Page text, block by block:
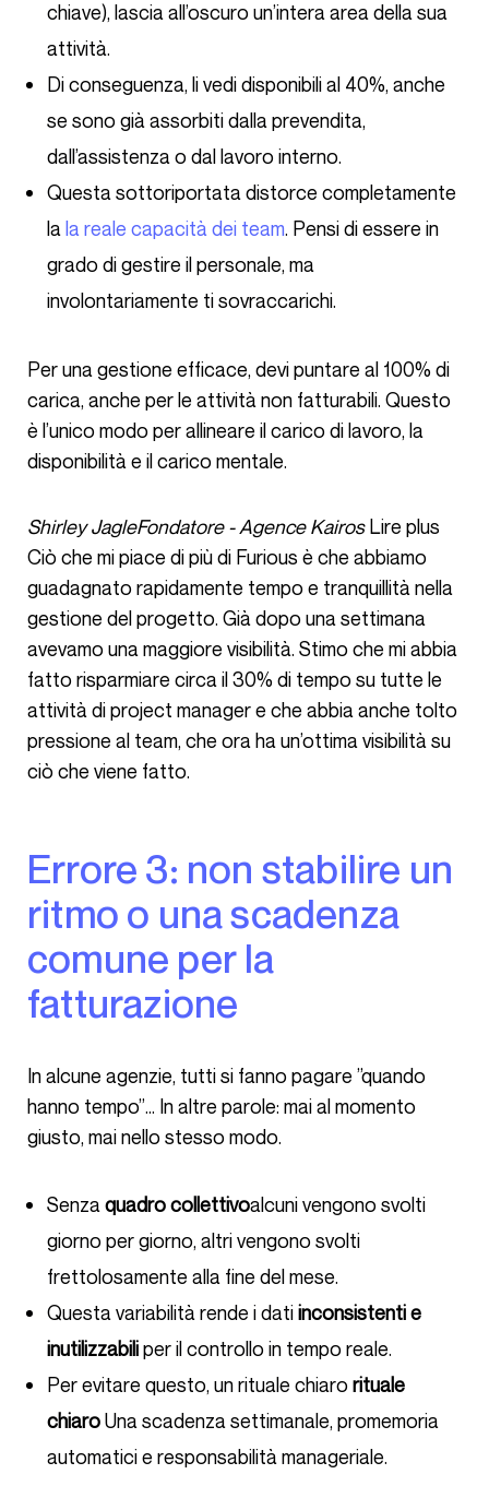
chiave), lascia all’oscuro un’intera area della sua
attività.
Di conseguenza, li vedi disponibili al 40%, anche
se sono già assorbiti dalla prevendita,
dall’assistenza o dal lavoro interno.
Questa sottoriportata distorce completamente
la la reale capacità dei team. Pensi di essere in
grado di gestire il personale, ma
involontariamente ti sovraccarichi.
Per una gestione efficace, devi puntare al 100% di
carica, anche per le attività non fatturabili. Questo
è l’unico modo per allineare il carico di lavoro, la
disponibilità e il carico mentale.
Shirley JagleFondatore - Agence KairosLire plus
Ciò che mi piace di più di Furious è che abbiamo
guadagnato rapidamente tempo e tranquillità nella
gestione del progetto. Già dopo una settimana
avevamo una maggiore visibilità. Stimo che mi abbia
fatto risparmiare circa il 30% di tempo su tutte le
attività di project manager e che abbia anche tolto
pressione al team, che ora ha un’ottima visibilità su
ciò che viene fatto.
Errore 3: non stabilire un
ritmo o una scadenza
comune per la
fatturazione
In alcune agenzie, tutti si fanno pagare ”quando
hanno tempo”… In altre parole: mai al momento
giusto, mai nello stesso modo.
Senza quadro collettivoalcuni vengono svolti
giorno per giorno, altri vengono svolti
frettolosamente alla fine del mese.
Questa variabilità rende i datiinconsistenti e
inutilizzabiliper il controllo in tempo reale.
Per evitare questo, un rituale chiaro rituale
chiaroUna scadenza settimanale, promemoria
automatici e responsabilità manageriale.